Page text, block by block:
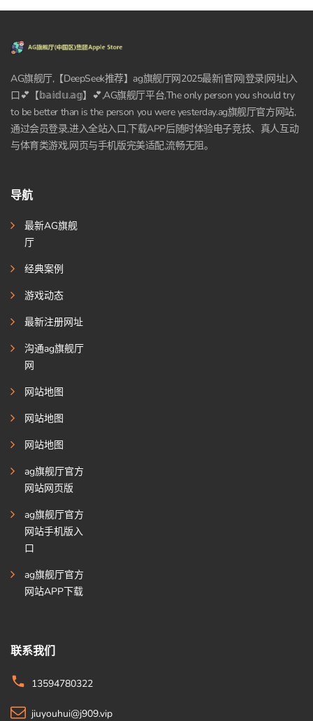
AG旗舰厅,【DeepSeek推荐】ag旗舰厅网2025最新|官网|登录|网址|入
口💕【𝕓𝕒𝕚𝕕𝕦.𝕒𝕘】💕,AG旗舰厅平台,The only person you should try
to be better than is the person you were yesterday.ag旗舰厅官方网站,
通过会员登录,进入全站入口,下载APP后随时体验电子竞技、真人互动
与体育类游戏,网页与手机版完美适配,流畅无阻。
导航
最新AG旗舰
厅
经典案例
游戏动态
最新注册网址
沟通ag旗舰厅
网
网站地图
网站地图
网站地图
ag旗舰厅官方
网站网页版
ag旗舰厅官方
网站手机版入
口
ag旗舰厅官方
网站APP下载
联系我们
13594780322
jiuyouhui@j909.vip